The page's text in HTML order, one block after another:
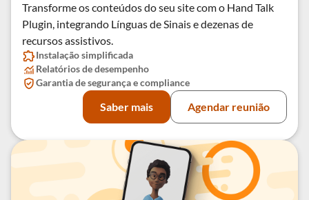
Transforme os conteúdos do seu site com o Hand Talk
Plugin, integrando Línguas de Sinais e dezenas de
recursos assistivos.
Instalação simplificada
Relatórios de desempenho
Garantia de segurança e compliance
Saber mais Agendar reunião